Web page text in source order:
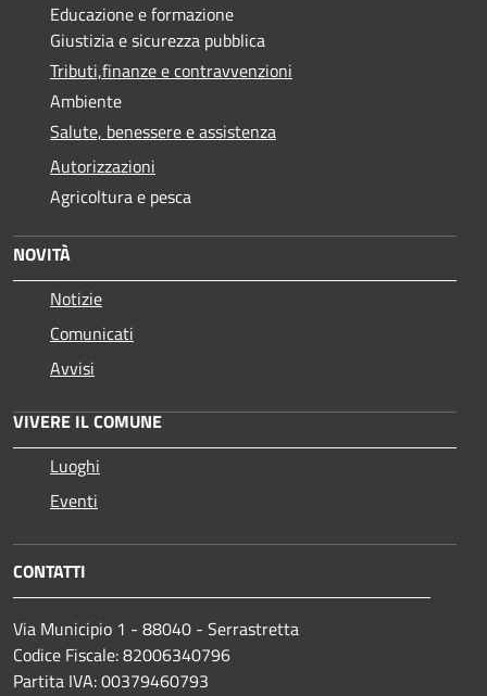
Educazione e formazione
Giustizia e sicurezza pubblica
Tributi,finanze e contravvenzioni
Ambiente
Salute, benessere e assistenza
Autorizzazioni
Agricoltura e pesca
NOVITÀ
Notizie
Comunicati
Avvisi
VIVERE IL COMUNE
Luoghi
Eventi
CONTATTI
Via Municipio 1 - 88040 - Serrastretta
Codice Fiscale: 82006340796
Partita IVA: 00379460793